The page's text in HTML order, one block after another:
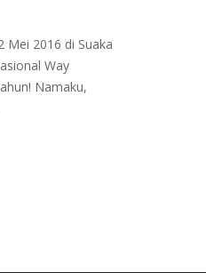
Mei 2016 di Suaka
Way
Namaku,